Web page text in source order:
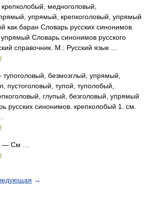
медноголовый,
упрямый, крепкоголовый, упрямый
как баран Словарь русских синонимов.
Словарь синонимов русского
справочник. М.: Русский язык …
безмозглый, упрямый,
пустоголовый, тупой, туполобый,
глупый, безголовый, упрямый
русских синонимов. крепколобый 1. см.
— См …
→